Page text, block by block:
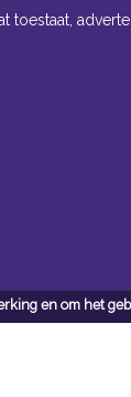
en om het
toestaat,